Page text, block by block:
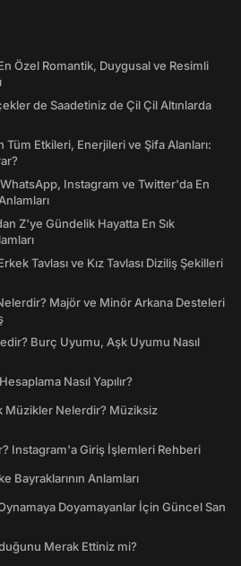
Özel Romantik, Duygusal ve Resimli
de Saadetiniz de Çil Çil Altınlarda
Tüm Etkileri, Enerjileri ve Şifa Alanları:
Instagram ve Twitter'da En
Z'ye Gündelik Hayatta En Sık
Tavlası ve Kız Tavlası Diziliş Şekilleri
Majör ve Minör Arkana Desteleri
Burç Uyumu, Aşk Uyumu Nasıl
Nasıl Yapılır?
Müzikler Nelerdir? Müziksiz
Instagram'a Giriş İşlemleri Rehberi
Bayraklarının Anlamları
Doyamayanlar İçin Güncel San
Merak Ettiniz mi?